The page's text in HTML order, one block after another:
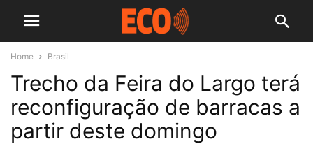
Home Brasil
Trecho da Feira do Largo terá
reconfiguração de barracas a
partir deste domingo